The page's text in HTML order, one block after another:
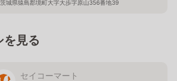
茨城県猿島郡境町大字大歩字原山356番地39
を見る
セイコーマート